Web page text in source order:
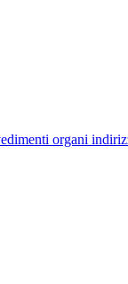
organi